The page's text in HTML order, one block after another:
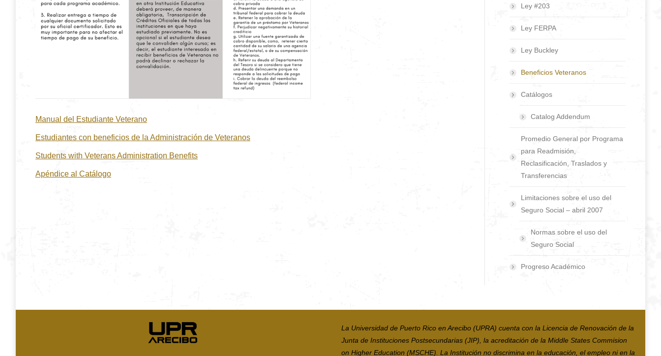
Manual del Estudiante Veterano
Estudiantes con beneficios de la Administración de Veteranos
Students with Veterans Administration Benefits
Apéndice al Catálogo
Ley #203
Ley FERPA
Ley Buckley
Beneficios Veteranos
Catálogos
Catalog Addendum
Promedio General por Programa
para Readmisión,
Reclasificación, Traslados y
Transferencias
Limitaciones sobre el uso del
Seguro Social – abril 2007
Normas sobre el uso del
Seguro Social
Progreso Académico
La Universidad de Puerto Rico en Arecibo (UPRA) cuenta con la Licencia de Renovación de la
Junta de Instituciones Postsecundarias (JIP), la acreditación de la Middle States Commision
on Higher Education (MSCHE). La Institución no discrimina en la educación, el empleo ni en la